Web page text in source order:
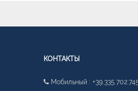
КОНТАКТЫ
Мобильный :